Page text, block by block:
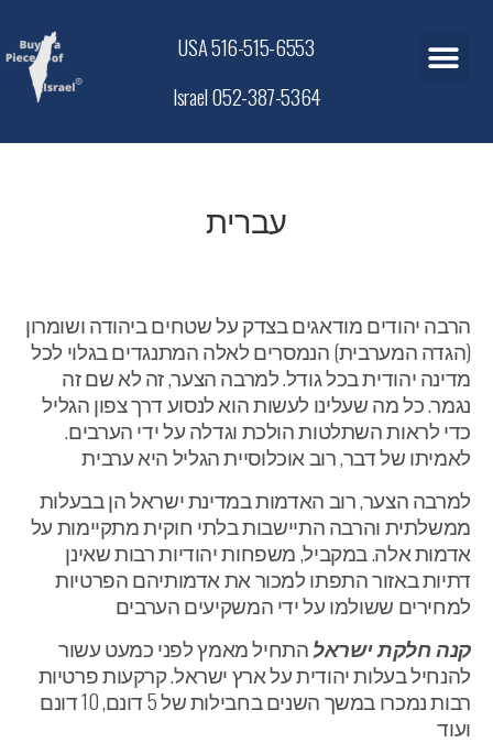
USA 516-515-6553
Israel 052-387-5364
עברית
הרבה יהודים מודאגים בצדק על שטחים ביהודה ושומרון
(הגדה המערבית) הנמסרים לאלה המתנגדים בגלוי לכל
מדינה יהודית בכל גודל. למרבה הצער, זה לא שם זה
נגמר. כל מה שעלינו לעשות הוא לנסוע דרך צפון הגליל
כדי לראות השתלטות הולכת וגדלה על ידי הערבים.
לאמיתו של דבר, רוב אוכלוסיית הגליל היא ערבית
למרבה הצער, רוב האדמות במדינת ישראל הן בבעלות
ממשלתית והרבה התיישבות בלתי חוקית מתקיימות על
אדמות אלה. במקביל, משפחות יהודיות רבות שאינן
דתיות באזור התפתו למכור את אדמותיהם הפרטיות
למחירים ששולמו על ידי המשקיעים הערבים
קנה חלקת ישראלהתחיל מאמץ לפני כמעט עשור
להנחיל בעלות יהודית על ארץ ישראל. קרקעות פרטיות
רבות נמכרו במשך השנים בחבילות של 5 דונם, 10 דונם
ועוד